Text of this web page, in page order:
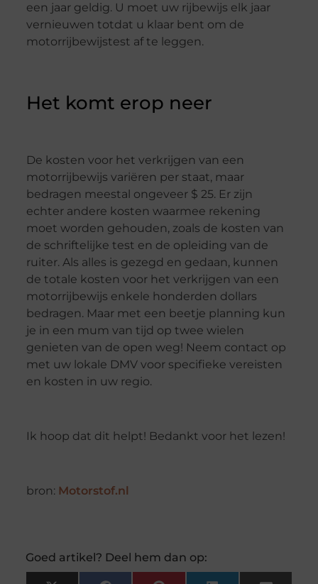
een jaar geldig. U moet uw rijbewijs elk jaar
vernieuwen totdat u klaar bent om de
motorrijbewijstest af te leggen.
Het komt erop neer
De kosten voor het verkrijgen van een
motorrijbewijs variëren per staat, maar
bedragen meestal ongeveer $ 25. Er zijn
echter andere kosten waarmee rekening
moet worden gehouden, zoals de kosten van
de schriftelijke test en de opleiding van de
ruiter. Als alles is gezegd en gedaan, kunnen
de totale kosten voor het verkrijgen van een
motorrijbewijs enkele honderden dollars
bedragen. Maar met een beetje planning kun
je in een mum van tijd op twee wielen
genieten van de open weg! Neem contact op
met uw lokale DMV voor specifieke vereisten
en kosten in uw regio.
Ik hoop dat dit helpt! Bedankt voor het lezen!
bron: Motorstof.nl
Goed artikel? Deel hem dan op: